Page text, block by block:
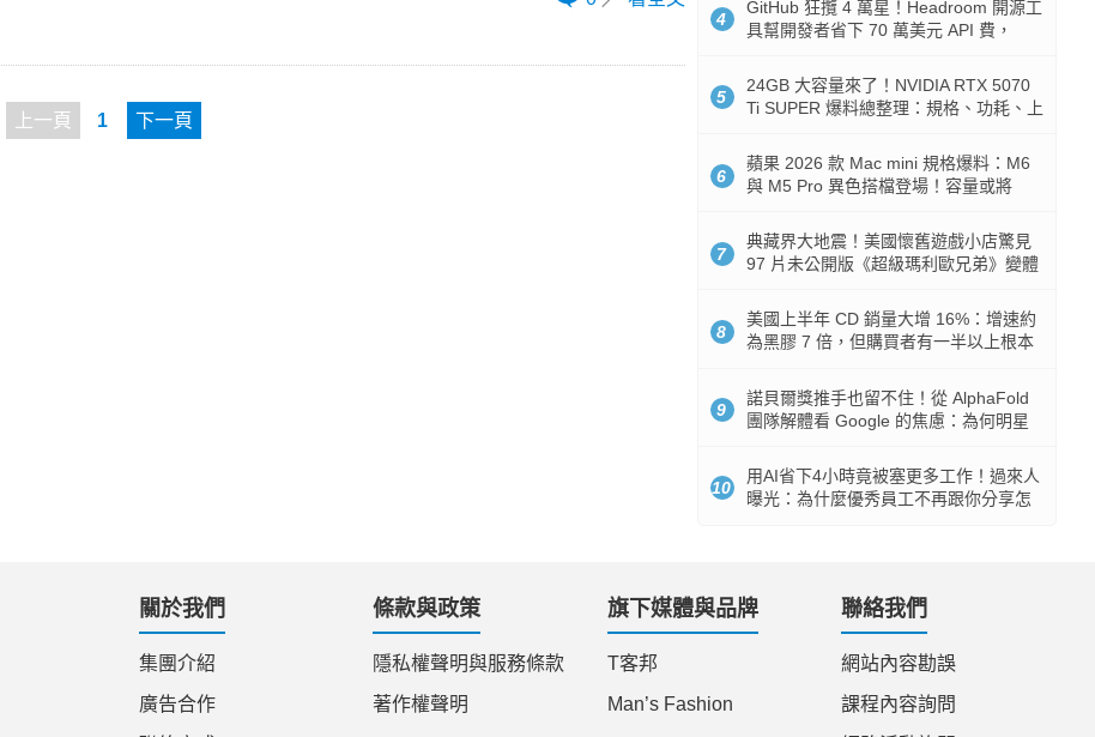
上一頁 1 下一頁
4
GitHub 狂攬 4 萬星！Headroom 開源工
具幫開發者省下 70 萬美元 API 費，
5
24GB 大容量來了！NVIDIA RTX 5070
Ti SUPER 爆料總整理：規格、功耗、上
6
蘋果 2026 款 Mac mini 規格爆料：M6
與 M5 Pro 異色搭檔登場！容量或將
7
典藏界大地震！美國懷舊遊戲小店驚見
97 片未公開版《超級瑪利歐兄弟》變體
8
美國上半年 CD 銷量大增 16%：增速約
為黑膠 7 倍，但購買者有一半以上根本
9
諾貝爾獎推手也留不住！從 AlphaFold
團隊解體看 Google 的焦慮：為何明星
10
用AI省下4小時竟被塞更多工作！過來人
曝光：為什麼優秀員工不再跟你分享怎
關於我們
集團介紹
廣告合作
條款與政策
隱私權聲明與服務條款
著作權聲明
旗下媒體與品牌
T客邦
Man’s Fashion
聯絡我們
網站內容勘誤
課程內容詢問